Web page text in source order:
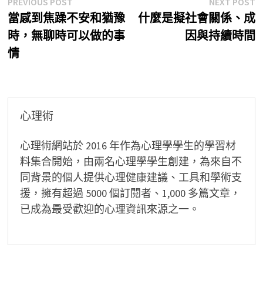
章
導
post:
當感到焦躁不安和猶豫
時，無聊時可以做的事
情
什麼是擬社會關係、成
因與持續時間
心理術
心理術網站於 2016 年作為心理學學生的學習材
料集合開始，由兩名心理學學生創建，為來自不
同背景的個人提供心理健康建議、工具和學術支
援，擁有超過 5000 個訂閱者、1,000 多篇文章，
已成為最受歡迎的心理資訊來源之一。